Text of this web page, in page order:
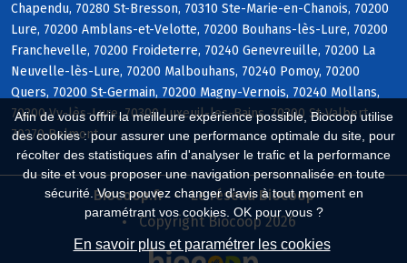
Afin de vous offrir la meilleure expérience possible, Biocoop utilise
des cookies : pour assurer une performance optimale du site, pour
récolter des statistiques afin d'analyser le trafic et la performance
du site et vous proposer une navigation personnalisée en toute
sécurité. Vous pouvez changer d'avis à tout moment en
paramétrant vos cookies. OK pour vous ?
En savoir plus et paramétrer les cookies
Chapendu, 70280 St-Bresson, 70310 Ste-Marie-en-Chanois, 70200
Lure, 70200 Amblans-et-Velotte, 70200 Bouhans-lès-Lure, 70200
Franchevelle, 70200 Froideterre, 70240 Genevreuille, 70200 La
Neuvelle-lès-Lure, 70200 Malbouhans, 70240 Pomoy, 70200
Quers, 70200 St-Germain, 70200 Magny-Vernois, 70240 Mollans,
70200 Vy-lès-Lure, 70300 Luxeuil-les-Bains, 70300 St-Valbert,
70270 Belmont
Biocoop.fr
Le réseau Biocoop
Copyright Biocoop 2026